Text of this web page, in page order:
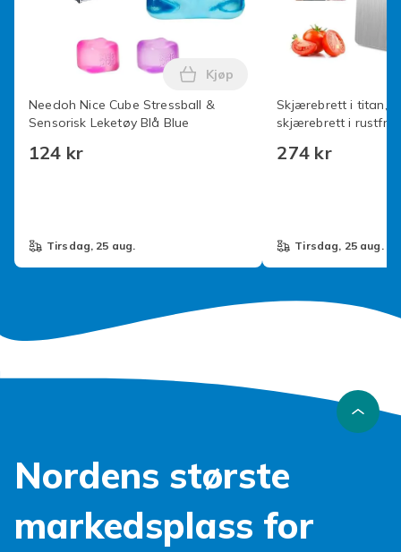
07935242-fc64-4d50-801d-b877749f96ce
Produktsikkerhetsinformasjon
Needoh Nice Cube Stressball &
Sensorisk Leketøy Blå Blue
124 kr
Legg Needoh Nice Cube
Kjøp
tirsdag, 25 aug.
Skjærebrett i titan,
skjærebrett i
274 kr
tirsdag, 25 aug.
Nordens største
markedsplass for